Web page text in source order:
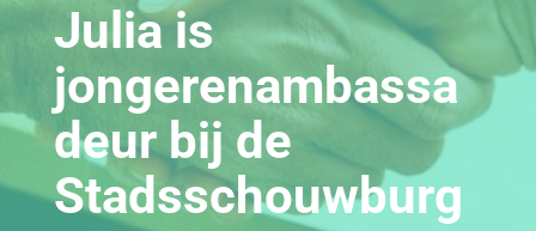
Julia is
jongerenambassa
deur bij de
Stadsschouwburg